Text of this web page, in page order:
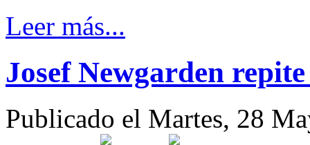
Leer más...
Josef Newgarden
Publicado el Martes, 28